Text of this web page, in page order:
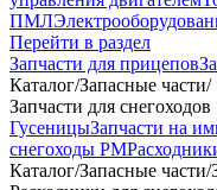
ПМЛ
Перейти в раздел
Запчасти для прицепов
Каталог/Запасные части/
Запчасти для снегоходов
ГусеницыЗапчасти на
снегоходы РМ
Каталог/Запасные части/